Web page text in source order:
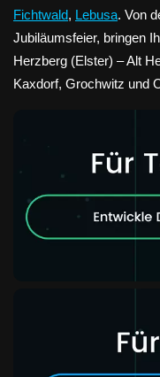
Fichtwald, Lebusa. Von
Jubiläumsfeier, bringen
Herzberg (Elster) – Alt
Kaxdorf, Grochwitz und